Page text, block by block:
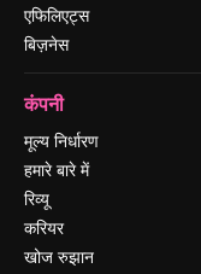
एफिलिएट्स
बिज़नेस
कंपनी
मूल्य निर्धारण
हमारे बारे में
रिव्यू
करियर
खोज रुझान